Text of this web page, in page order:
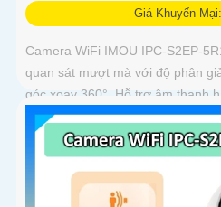
Giá Khuyến
Camera WiFi IMOU IPC-S2EP-
quan sát mượt mà với độ phân
góc xoay 360°. Hỗ trợ âm thanh
một chạm và lưu trữ thẻ nhớ tới